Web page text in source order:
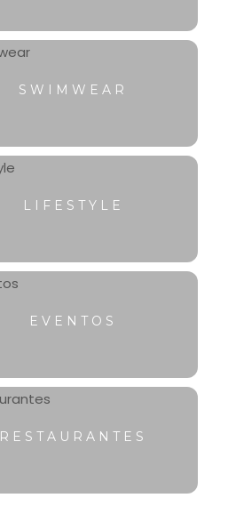
SWIMWEAR
LIFESTYLE
EVENTOS
RESTAURANTES